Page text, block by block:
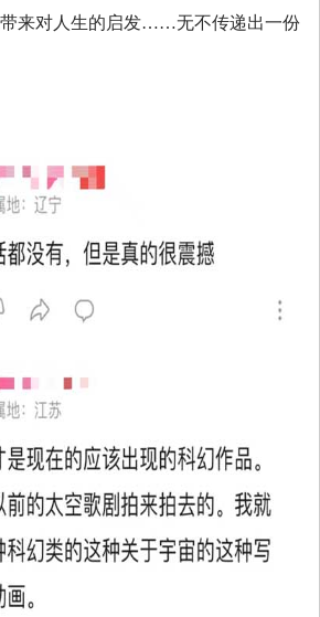
来对人生的启发……无不传递出一份